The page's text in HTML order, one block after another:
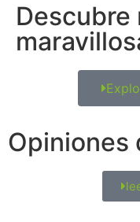
Descubre
Opiniones